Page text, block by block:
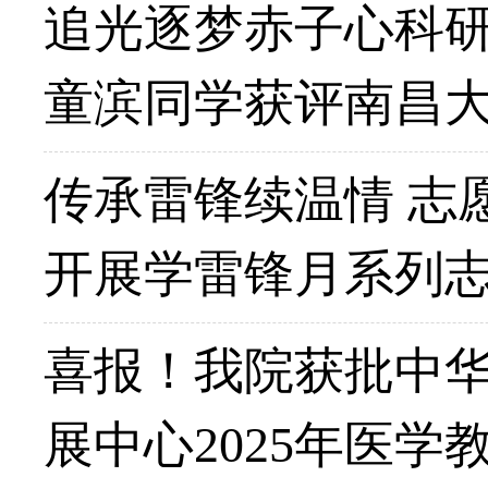
追光逐梦赤子心科
童滨同学获评南昌
传承雷锋续温情
开展学雷锋月系列
喜报！我院获批中
展中心2025年医学